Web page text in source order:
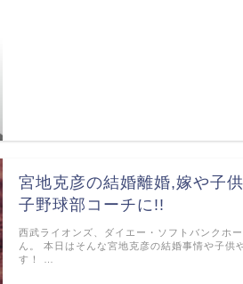
宮地克彦の結婚離婚,嫁や子
子野球部コーチに!!
西武ライオンズ、ダイエー・ソフトバンクホ
ん。 本日はそんな宮地克彦の結婚事情や子供
す！ …